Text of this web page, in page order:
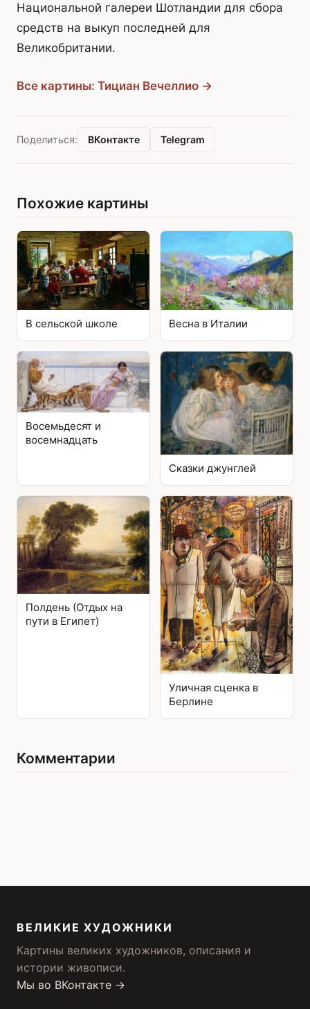
Национальной галереи Шотландии для сбора
средств на выкуп последней для
Великобритании.
Все картины: Тициан Вечеллио →
Поделиться: ВКонтакте Telegram
Похожие картины
В сельской школе Весна в Италии
Восемьдесят и
восемнадцать
Сказки джунглей
Полдень (Отдых на
пути в Египет)
Уличная сценка в
Берлине
Комментарии
ВЕЛИКИЕ ХУДОЖНИКИ
Картины великих художников, описания и
истории живописи.
Мы во ВКонтакте →